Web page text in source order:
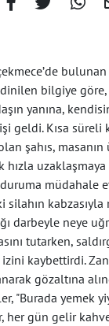
bilgiye
yanına,
geldi. Kısa süreli
şahıs,
uzaklaşmaya
müdahale
silahın kabzasıyla
darbeyle neye
tutarken,
kaybettirdi.
gözaltına
"Burada yemek
her gün gelir